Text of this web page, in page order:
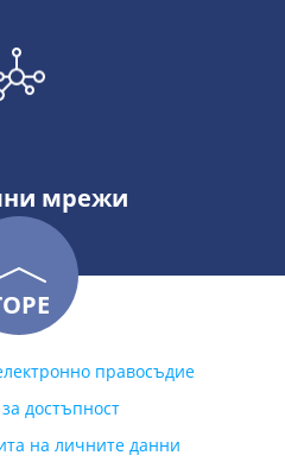
мрежи
правосъдие
достъпност
на личните данни